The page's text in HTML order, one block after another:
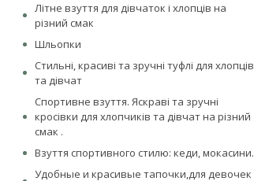
Літне взуття для дівчаток і хлопців на
різний смак
Шльопки
Стильні, красиві та зручні туфлі для хлопців
та дівчат
Спортивне взуття. Яскраві та зручні
кросівки для хлопчиків та дівчат на різний
смак .
Взуття спортивного стилю: кеди, мокасини.
Удобные и красивые тапочки,для девочек